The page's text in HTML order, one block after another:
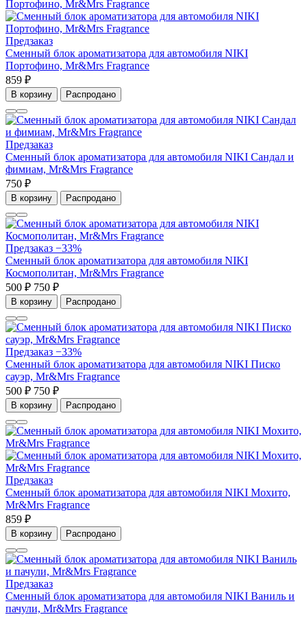
Предзаказ
Сменный блок ароматизатора для автомобиля NIKI
Портофино, Mr&Mrs Fragrance
859 ₽
В корзину Распродано
Предзаказ
Сменный блок ароматизатора для автомобиля NIKI Сандал и
фимиам, Mr&Mrs Fragrance
750 ₽
В корзину Распродано
Предзаказ −33%
Сменный блок ароматизатора для автомобиля NIKI
Космополитан, Mr&Mrs Fragrance
500 ₽ 750 ₽
В корзину Распродано
Предзаказ −33%
Сменный блок ароматизатора для автомобиля NIKI Писко
сауэр, Mr&Mrs Fragrance
500 ₽ 750 ₽
В корзину Распродано
Предзаказ
Сменный блок ароматизатора для автомобиля NIKI Мохито,
Mr&Mrs Fragrance
859 ₽
В корзину Распродано
Предзаказ
Сменный блок ароматизатора для автомобиля NIKI Ваниль и
пачули, Mr&Mrs Fragrance